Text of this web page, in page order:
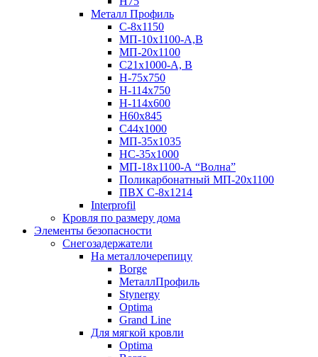
Металл Профиль
С-8х1150
МП-10x1100-А,В
МП-20х1100
С21х1000-А, В
H-75х750
Н-114х750
Н-114х600
Н60х845
С44х1000
МП-35х1035
НС-35х1000
МП-18х1100-А “Волна”
Поликарбонатный МП-20х1100
ПВХ С-8х1214
Interprofil
Кровля по размеру дома
Элементы безопасности
Снегозадержатели
На металлочерепицу
Borge
МеталлПрофиль
Stynergy
Optima
Grand Line
Для мягкой кровли
Optima